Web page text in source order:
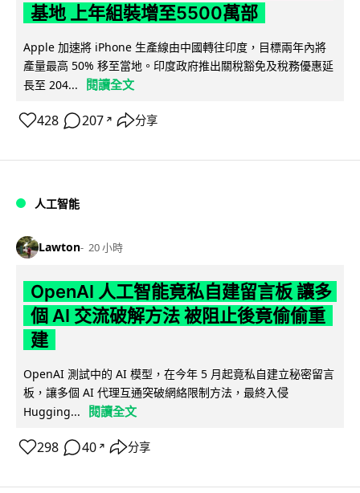
基地 上年組裝增至5500萬部
Apple 加速將 iPhone 生產線由中國轉往印度，目標兩年內將
產量最高 50% 移至當地。印度政府推出關稅豁免及稅務優惠延
長至 204...
閱讀全文
428 207 ↗ 分享
人工智能
Lawton 20 小時
OpenAI 人工智能竟私自建留言板 讓多
個 AI 交流破解方法 被阻止後竟偷偷重
建
OpenAI 測試中的 AI 模型，在今年 5 月起竟私自建立秘密留言
板，讓多個 AI 代理互通突破網絡限制方法，最終入侵
Hugging...
閱讀全文
298 40 ↗ 分享